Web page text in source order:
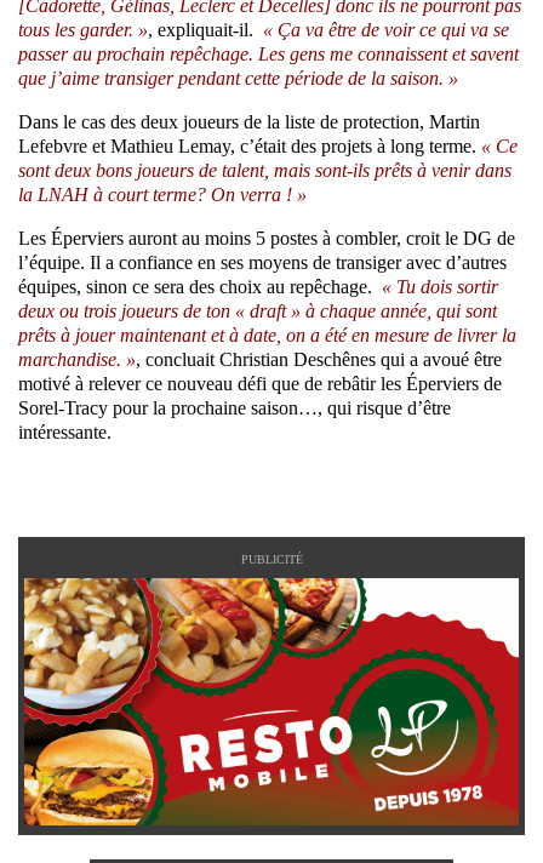
[Cadorette, Gélinas, Leclerc et Decelles] donc ils ne pourront pas
tous les garder. », expliquait-il. « Ça va être de voir ce qui va se
passer au prochain repêchage. Les gens me connaissent et savent
que j’aime transiger pendant cette période de la saison. »
Dans le cas des deux joueurs de la liste de protection, Martin
Lefebvre et Mathieu Lemay, c’était des projets à long terme. « Ce
sont deux bons joueurs de talent, mais sont-ils prêts à venir dans
la LNAH à court terme? On verra ! »
Les Éperviers auront au moins 5 postes à combler, croit le DG de
l’équipe. Il a confiance en ses moyens de transiger avec d’autres
équipes, sinon ce sera des choix au repêchage. « Tu dois sortir
deux ou trois joueurs de ton « draft » à chaque année, qui sont
prêts à jouer maintenant et à date, on a été en mesure de livrer la
marchandise. », concluait Christian Deschênes qui a avoué être
motivé à relever ce nouveau défi que de rebâtir les Éperviers de
Sorel-Tracy pour la prochaine saison…, qui risque d’être
intéressante.
PUBLICITÉ